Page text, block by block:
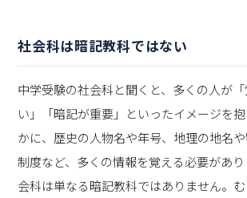
社会科は暗記教科ではない
中学受験の社会科と聞くと、多くの人が
い」「暗記が重要」といったイメージを
かに、歴史の人物名や年号、地理の地名
制度など、多くの情報を覚える必要があ
会科は単なる暗記教科ではありません。